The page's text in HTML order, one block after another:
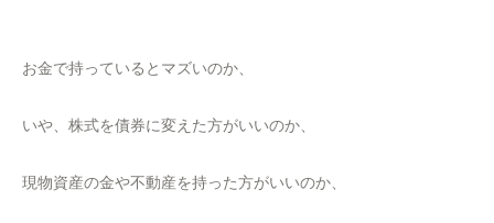
お金で持っているとマズいのか、
いや、株式を債券に変えた方がいいのか、
現物資産の金や不動産を持った方がいいのか、